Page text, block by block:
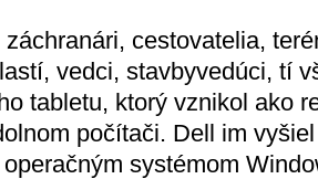
cestovatelia,
vedci, stavbyvedúci, tí
tabletu, ktorý vznikol ako
počítači. Dell im
systémom